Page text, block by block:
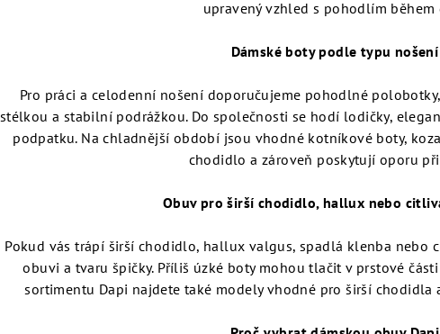
upravený vzhled s pohodlím během
Dámské boty podle typu nošení
Pro práci a celodenní nošení doporučujeme pohodlné
stélkou a stabilní podrážkou. Do společnosti se hodí lodičky,
podpatku. Na chladnější období jsou vhodné kotníkové boty,
chodidlo a zároveň poskytují oporu
Obuv pro širší chodidlo, hallux nebo
Pokud vás trápí širší chodidlo, hallux valgus, spadlá klenba nebo
obuvi a tvaru špičky. Příliš úzké boty mohou tlačit v prstové
sortimentu Dapi najdete také modely vhodné pro širší